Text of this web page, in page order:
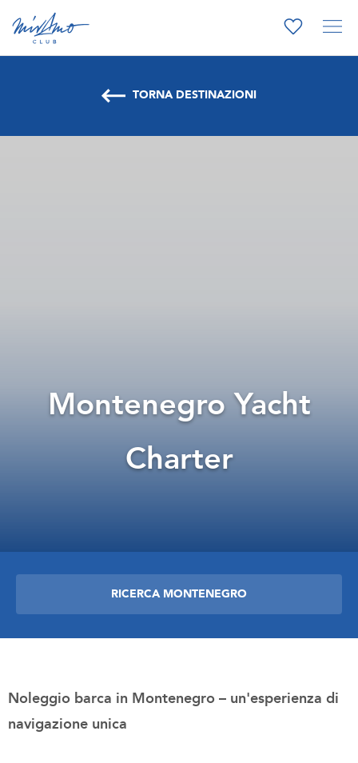
TORNA DESTINAZIONI
Montenegro Yacht
Charter
RICERCA MONTENEGRO
Noleggio barca in Montenegro – un'esperienza di
navigazione unica